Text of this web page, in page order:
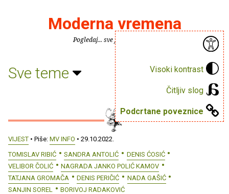
Visoki kontrast
Čitljiv slog
Podcrtane poveznice
Moderna vremena
Pogledaj... sve je puno knjiga.
Sve teme
VIJEST • Piše: MV INFO • 29.10.2022.
TOMISLAV RIBIĆ
SANDRA ANTOLIĆ
DENIS ĆOSIĆ
VELIBOR ČOLIĆ
NAGRADA JANKO POLIĆ KAMOV
TATJANA GROMAČA
DENIS PERIČIĆ
NADA GAŠIĆ
SANJIN SOREL
BORIVOJ RADAKOVIĆ